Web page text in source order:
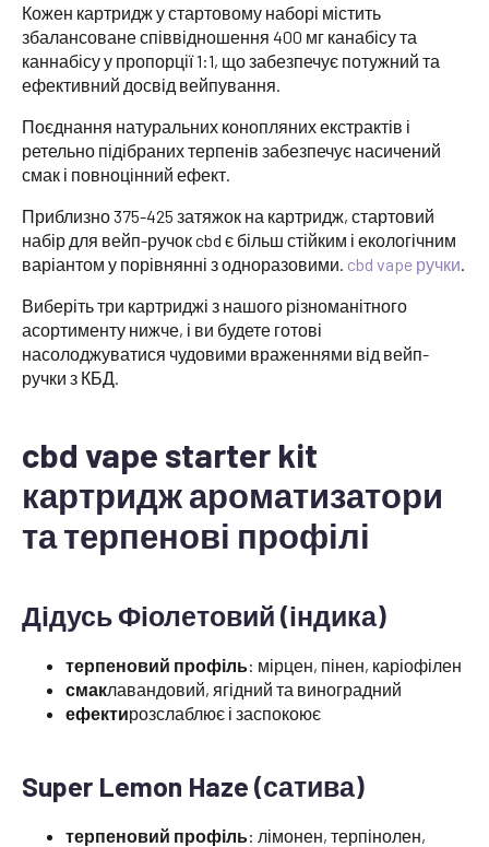
Кожен картридж у стартовому наборі містить
збалансоване співвідношення 400 мг канабісу та
каннабісу у пропорції 1:1, що забезпечує потужний та
ефективний досвід вейпування.
Поєднання натуральних конопляних екстрактів і
ретельно підібраних терпенів забезпечує насичений
смак і повноцінний ефект.
Приблизно 375-425 затяжок на картридж, стартовий
набір для вейп-ручок cbd є більш стійким і екологічним
варіантом у порівнянні з одноразовими. cbd vape ручки.
Виберіть три картриджі з нашого різноманітного
асортименту нижче, і ви будете готові
насолоджуватися чудовими враженнями від вейп-
ручки з КБД.
cbd vape starter kit
картридж ароматизатори
та терпенові профілі
Дідусь Фіолетовий (індика)
терпеновий профіль: мірцен, пінен, каріофілен
смаклавандовий, ягідний та виноградний
ефектирозслаблює і заспокоює
Super Lemon Haze (сатива)
терпеновий профіль: лімонен, терпінолен,